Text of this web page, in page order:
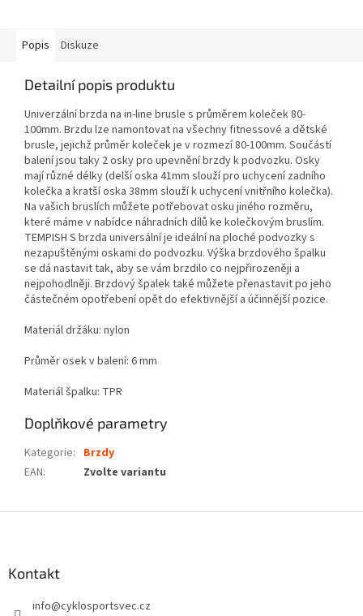
Popis Diskuze
Detailní popis produktu
Univerzální brzda na in-line brusle s průměrem koleček 80-
100mm. Brzdu lze namontovat na všechny fitnessové a dětské
brusle, jejichž průměr koleček je v rozmezí 80-100mm. Součástí
balení jsou taky 2 osky pro upevnění brzdy k podvozku. Osky
mají různé délky (delší oska 41mm slouží pro uchycení zadního
kolečka a kratší oska 38mm slouží k uchycení vnitřního kolečka).
Na vašich bruslích můžete potřebovat osku jiného rozměru,
které máme v nabídce náhradních dílů ke kolečkovým bruslím.
TEMPISH S brzda universální je ideální na ploché podvozky s
nezapuštěnými oskami do podvozku. Výška brzdového špalku
se dá nastavit tak, aby se vám brzdilo co nejpřirozeněji a
nejpohodlněji. Brzdový špalek také můžete přenastavit po jeho
částečném opotřebení opět do efektivnější a účinnější pozice.
Materiál držáku: nylon
Průměr osek v balení: 6 mm
Materiál špalku: TPR
Doplňkové parametry
Kategorie: Brzdy
EAN: Zvolte variantu
Kontakt
info@cyklosportsvec.cz